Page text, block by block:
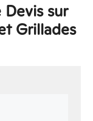
sur
Grillades